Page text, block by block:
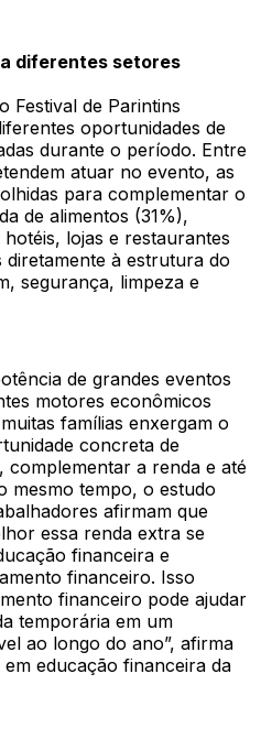
diferentes setores
Festival de Parintins
oportunidades de
durante o período. Entre
atuar no evento, as
para complementar o
de alimentos (31%),
lojas e restaurantes
diretamente à estrutura do
segurança, limpeza e
de grandes eventos
motores econômicos
famílias enxergam o
concreta de
complementar a renda e até
mesmo tempo, o estudo
afirmam que
essa renda extra se
financeira e
financeiro. Isso
financeiro pode ajudar
temporária em um
ao longo do ano”, afirma
educação financeira da